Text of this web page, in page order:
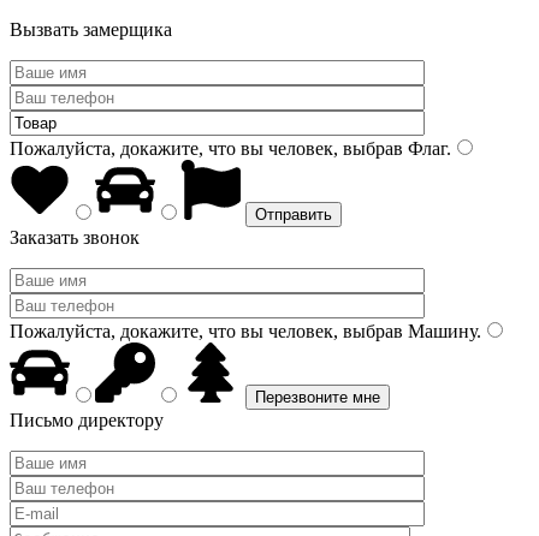
Вызвать замерщика
Пожалуйста, докажите, что вы человек, выбрав Флаг.
Заказать звонок
Пожалуйста, докажите, что вы человек, выбрав Машину.
Письмо директору